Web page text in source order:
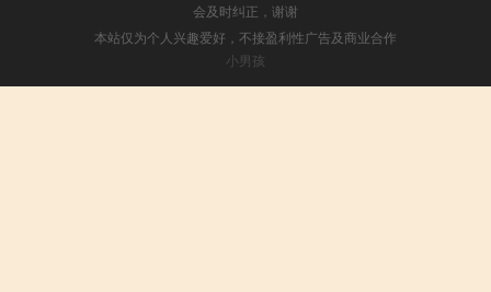
会及时纠正，谢谢
本站仅为个人兴趣爱好，不接盈利性广告及商业合作
小男孩